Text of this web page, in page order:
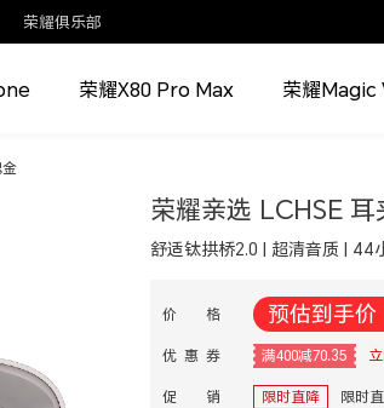
荣耀俱乐部
荣耀X80 Pro Max 荣耀Magic
荣耀亲选 LCHSE
舒适钛拱桥2.0 | 超清音质 | 44
价 格 预估到手价
优 惠 券 满400减70.35
促 销 限时直降
限时